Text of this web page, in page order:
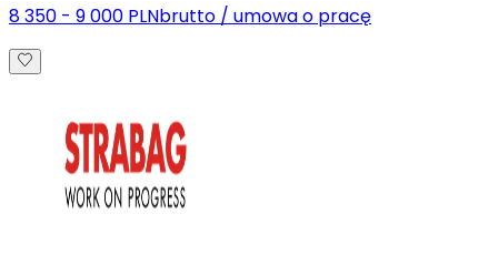
8 350 - 9 000 PLNbrutto / umowa o pracę